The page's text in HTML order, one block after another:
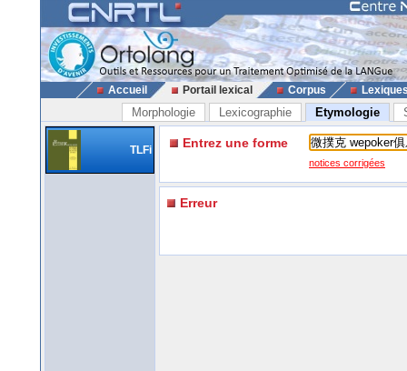
Accueil Portail lexical Corpus
Morphologie Lexicographie Etymologie
TLFi Entrez une forme
notices corrigées
Erreur